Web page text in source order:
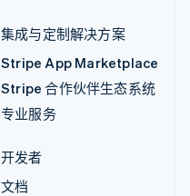
集成与定制解决方案
Stripe App Marketplace
Stripe 合作伙伴生态系统
专业服务
开发者
文档